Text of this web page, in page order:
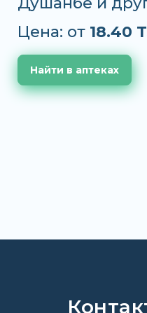
Цена: от 18.40
Найти в аптеках